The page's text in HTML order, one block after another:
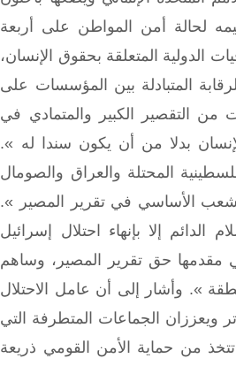
لحالة أمن المواطن على أربعة
الدولية المتعلقة بحقوق الإنسان،
المتبادلة بين المؤسسات على
التقصير الكبير والمتمادي في
بدلا من أن يكون سندا له ».
المحتلة والعراق والصومال
الأساسي في تقرير المصير ».
إلا بإنهاء احتلال إسرائيل
الفلسطينية وفي مقدمها حق تقرير المصير، وساهم
». وأشار إلى أن عامل الاحتلال
ويعززان الجماعات المتطرفة التي
من حماية الأمن القومي ذريعة